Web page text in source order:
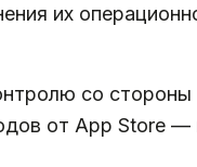
их
со стороны
от App Store —